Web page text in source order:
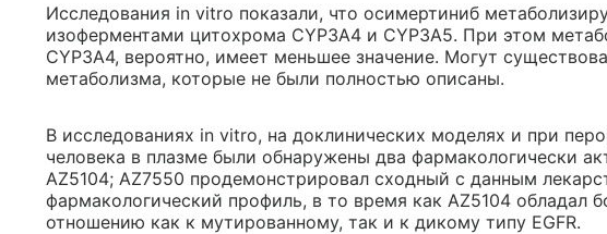
Исследования in vitro показали, что осимертиниб
изоферментами цитохрома CYP3A4 и CYP3A5. При этом
CYP3A4, вероятно, имеет меньшее значение. Могут
метаболизма, которые не были полностью описаны.
В исследованиях in vitro, на доклинических моделях и при
человека в плазме были обнаружены два фармакологически
AZ5104; AZ7550 продемонстрировал сходный с данным
фармакологический профиль, в то время как AZ5104 обладал
отношению как к мутированному, так и к дикому типу EGFR.